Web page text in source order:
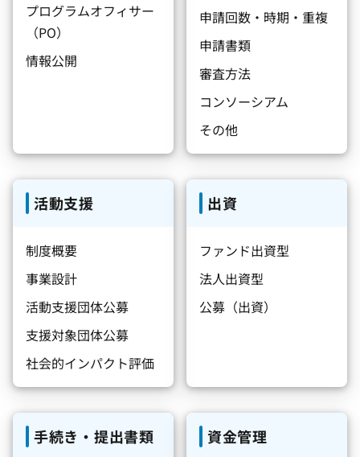
プログラムオフィサー
（PO）
情報公開
申請回数・時期・重複
申請書類
審査方法
コンソーシアム
その他
活動支援
制度概要
事業設計
活動支援団体公募
支援対象団体公募
社会的インパクト評価
出資
ファンド出資型
法人出資型
公募（出資）
手続き・提出書類 資金管理